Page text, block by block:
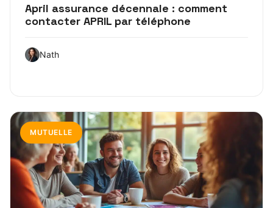
April assurance décennale : comment
contacter APRIL par téléphone
Nath
MUTUELLE